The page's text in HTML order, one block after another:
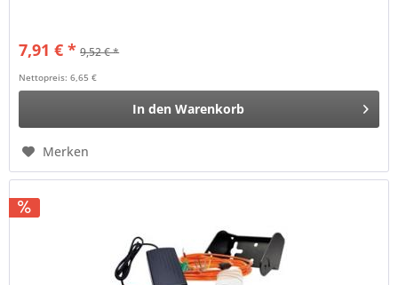
7,91 € * 9,52 € *
Nettopreis: 6,65 €
In den Warenkorb
Merken